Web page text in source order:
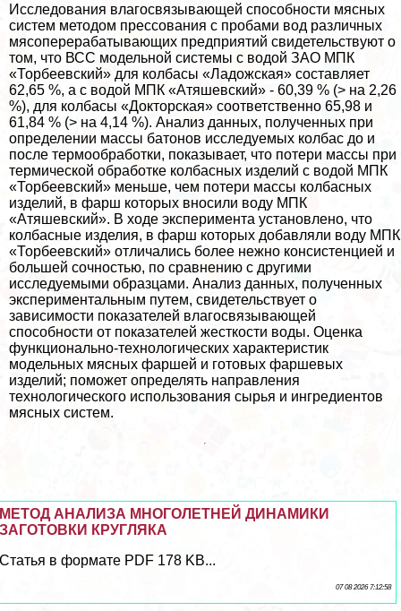
Исследования влагосвязывающей способности мясных
систем методом прессования с пробами вод различных
мясопереpaбатывающих предприятий свидетельствуют о
том, что ВСС модельной системы с водой ЗАО МПК
«Торбеевский» для колбасы «Ладожская» составляет
62,65 %, а с водой МПК «Атяшевский» - 60,39 % (> на 2,26
%), для колбасы «Докторская» соответственно 65,98 и
61,84 % (> на 4,14 %). Анализ данных, полученных при
определении массы батонов исследуемых колбас до и
после термообработки, показывает, что потери массы при
термической обработке колбасных изделий с водой МПК
«Торбеевский» меньше, чем потери массы колбасных
изделий, в фарш которых вносили воду МПК
«Атяшевский». В ходе эксперимента установлено, что
колбасные изделия, в фарш которых добавляли воду МПК
«Торбеевский» отличались более нежно консистенцией и
большей сочностью, по сравнению с другими
исследуемыми образцами. Анализ данных, полученных
экспериментальным путем, свидетельствует о
зависимости показателей влагосвязывающей
способности от показателей жесткости воды. Оценка
функционально-технологических хаpaктеристик
модельных мясных фаршей и готовых фаршевых
изделий; поможет определять направления
технологического использования сырья и ингредиентов
мясных систем.
МЕТОД АНАЛИЗА МНОГОЛЕТНЕЙ ДИНАМИКИ
ЗАГОТОВКИ КРУГЛЯКА
Статья в формате PDF 178 KB...
07 08 2026 7:12:58